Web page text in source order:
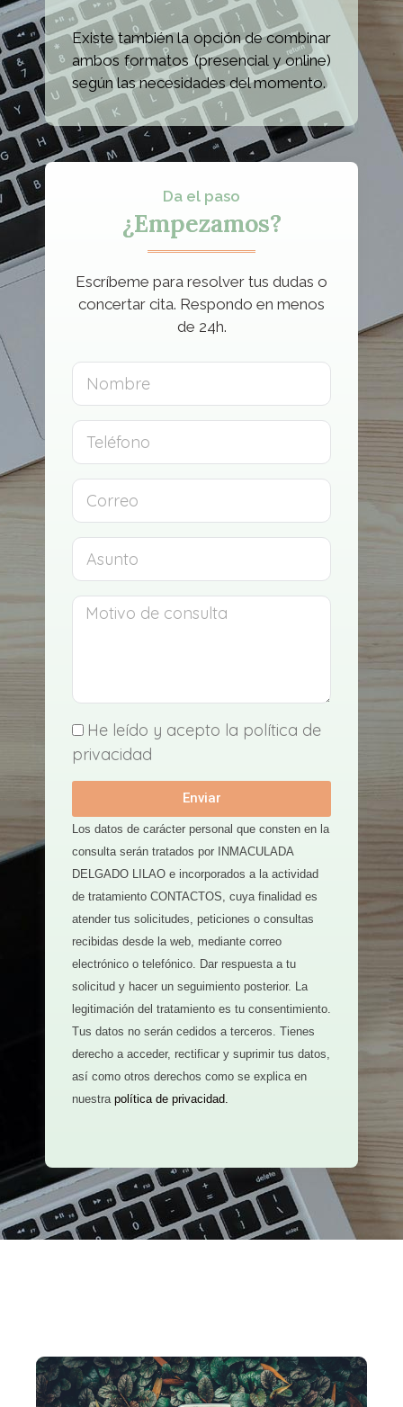
Existe también la opción de combinar
ambos formatos (presencial y online)
según las necesidades del momento.
Da el paso
¿Empezamos?
Escríbeme para resolver tus dudas o
concertar cita. Respondo en menos
de 24h.
He leído y acepto la política de
privacidad
Enviar
Los datos de carácter personal que consten en la
consulta serán tratados por INMACULADA
DELGADO LILAO e incorporados a la actividad
de tratamiento CONTACTOS, cuya finalidad es
atender tus solicitudes, peticiones o consultas
recibidas desde la web, mediante correo
electrónico o telefónico. Dar respuesta a tu
solicitud y hacer un seguimiento posterior. La
legitimación del tratamiento es tu consentimiento.
Tus datos no serán cedidos a terceros. Tienes
derecho a acceder, rectificar y suprimir tus datos,
así como otros derechos como se explica en
nuestra política de privacidad.